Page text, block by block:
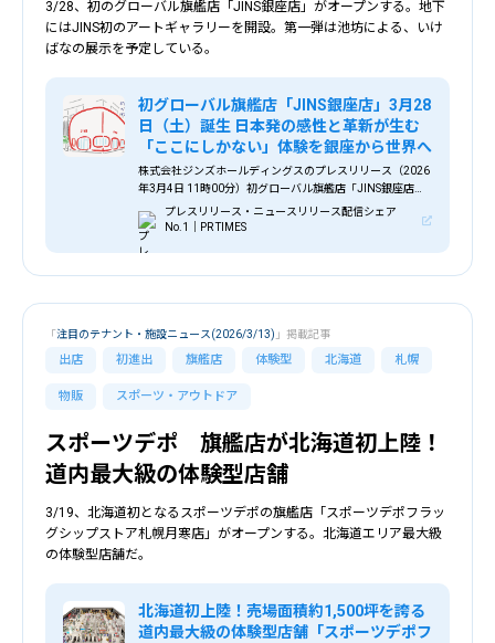
3/28、初のグローバル旗艦店「JINS銀座店」がオープンする。地下
にはJINS初のアートギャラリーを開設。第一弾は池坊による、いけ
ばなの展示を予定している。
初グローバル旗艦店「JINS銀座店」3月28
日（土）誕生 日本発の感性と革新が生む
「ここにしかない」体験を銀座から世界へ
株式会社ジンズホールディングスのプレスリリース（2026
年3月4日 11時00分）初グローバル旗艦店「JINS銀座店」3
月28日（土）誕生 日本発の感性と革新が生む「ここにしか
ない」体験を銀座から世界へ
プレスリリース・ニュースリリース配信シェア
No.1｜PR TIMES
出店 初進出 旗艦店 体験型 北海道 札幌
物販 スポーツ・アウトドア
「注目のテナント・施設ニュース(2026/3/13) 」掲載記事
スポーツデポ 旗艦店が北海道初上陸！
道内最大級の体験型店舗
3/19、北海道初となるスポーツデポの旗艦店「スポーツデポフラッ
グシップストア札幌月寒店」がオープンする。北海道エリア最大級
の体験型店舗だ。
北海道初上陸！売場面積約1,500坪を誇る
道内最大級の体験型店舗「スポーツデポフ